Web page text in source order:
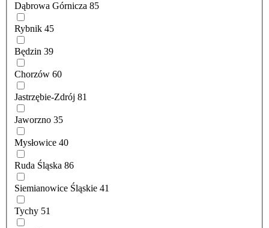
Dąbrowa Górnicza 85
Rybnik 45
Będzin 39
Chorzów 60
Jastrzębie-Zdrój 81
Jaworzno 35
Mysłowice 40
Ruda Śląska 86
Siemianowice Śląskie 41
Tychy 51